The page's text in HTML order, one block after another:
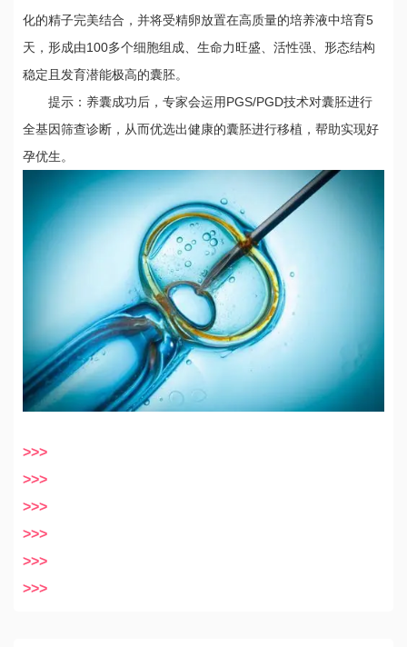
化的精子完美结合，并将受精卵放置在高质量的培养液中培育5
天，形成由100多个细胞组成、生命力旺盛、活性强、形态结构
稳定且发育潜能极高的囊胚。
提示：养囊成功后，专家会运用PGS/PGD技术对囊胚进行
全基因筛查诊断，从而优选出健康的囊胚进行移植，帮助实现好
孕优生。
>>>
>>>
>>>
>>>
>>>
>>>